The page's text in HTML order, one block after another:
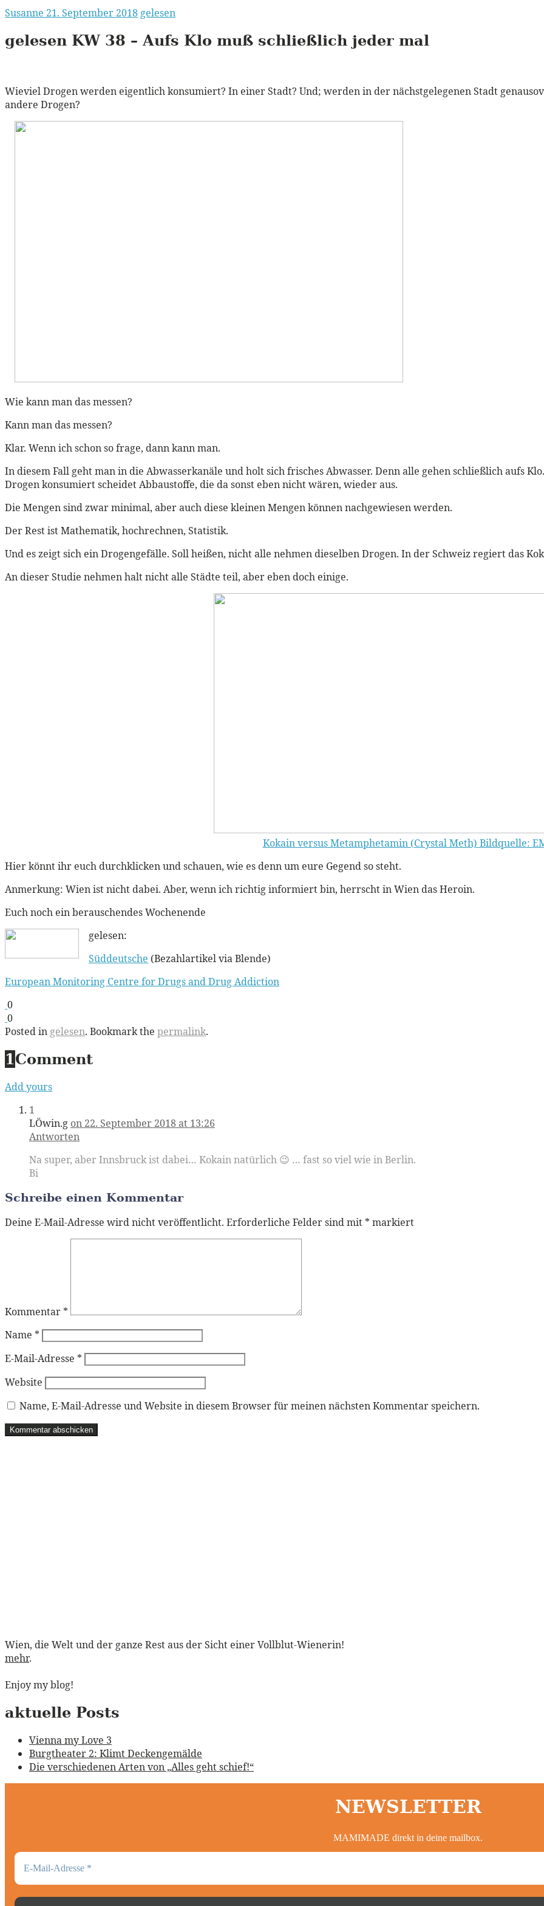
Susanne 21. September 2018 gelesen
gelesen KW38 – Aufs Klo muß schließlich jeder mal
Wieviel Drogen werden eigentlich konsumiert? In einer Stadt? Und; werden in der nächstgelegenen Stadt
andere Drogen?
Wie kann man das messen?
Kann man das messen?
Klar. Wenn ich schon so frage, dann kann man.
In diesem Fall geht man in die Abwasserkanäle und holt sich frisches Abwasser. Denn alle gehen schließlich aufs
Drogen konsumiert scheidet Abbaustoffe, die da sonst eben nicht wären, wieder aus.
Die Mengen sind zwar minimal, aber auch diese kleinen Mengen können nachgewiesen werden.
Der Rest ist Mathematik, hochrechnen, Statistik.
Und es zeigt sich ein Drogengefälle. Soll heißen, nicht alle nehmen dieselben Drogen. In der Schweiz regiert das
An dieser Studie nehmen halt nicht alle Städte teil, aber eben doch einige.
Kokain versus Metamphetamin (Crystal Meth) Bildquelle:
Hier könnt ihr euch durchklicken und schauen, wie es denn um eure Gegend so steht.
Anmerkung: Wien ist nicht dabei. Aber, wenn ich richtig informiert bin, herrscht in Wien das Heroin.
Euch noch ein berauschendes Wochenende
gelesen:
Süddeutsche (Bezahlartikel via Blende)
European Monitoring Centre for Drugs and Drug Addiction
0
0
Posted in gelesen. Bookmark the permalink.
1 Comment
Add yours
1
LÖwin.g on 22. September 2018 at 13:26
Antworten
Na super, aber Innsbruck ist dabei… Kokain natürlich 😉 … fast so viel wie in Berlin.
Bi
Schreibe einen Kommentar
Deine E-Mail-Adresse wird nicht veröffentlicht. Erforderliche Felder sind mit * markiert
Kommentar *
Name *
E-Mail-Adresse *
Website
Name, E-Mail-Adresse und Website in diesem Browser für meinen nächsten Kommentar speichern.
Wien, die Welt und der ganze Rest aus der Sicht einer Vollblut-Wienerin!
mehr.
Enjoy my blog!
aktuelle Posts
Vienna my Love 3
Burgtheater 2: Klimt Deckengemälde
Die verschiedenen Arten von „Alles geht schief!“
NEWSLETTER
MAMIMADE direkt in deine mailbox.